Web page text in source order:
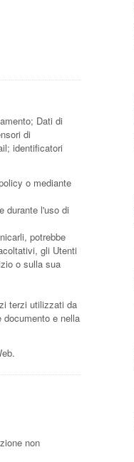
Dati di
di
identificatori
o mediante
durante l'uso di
potrebbe
gli Utenti
o sulla sua
terzi utilizzati da
e nella
non